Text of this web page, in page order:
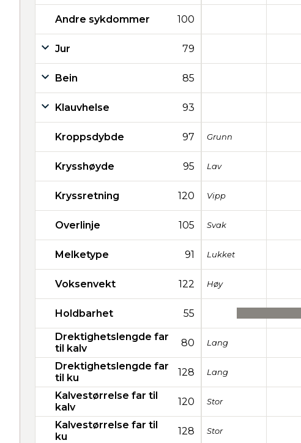
Andre sykdommer 100
Jur 79
Bein 85
Klauvhelse 93
Kroppsdybde 97 Grunn
Krysshøyde 95 Lav
Kryssretning 120 Vipp
Overlinje 105 Svak
Melketype 91 Lukket
Voksenvekt 122 Høy
Holdbarhet 55
Drektighetslengde far
til kalv
80 Lang
Drektighetslengde far
til ku
128 Lang
Kalvestørrelse far til
kalv
120 Stor
Kalvestørrelse far til
ku
128 Stor